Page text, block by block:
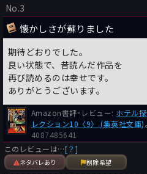
No.3
懐かしさが蘇りました
期待どおりでした。
良い状態で、昔読んだ作品を
再び読めるのは幸せです。
ありがとうございます。
Amazon書評･レビュー: ホテル
レクション10〈9〉 (集英社文庫)
4087485641
このレビューは…[？]
ネタバレあり 削除希望